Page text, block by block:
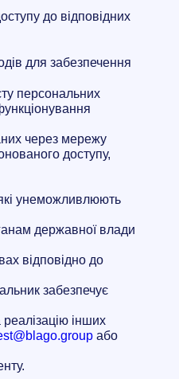
до відповідних
для забезпечення
персональних
через мережу
доступу,
унеможливлюють
державної влади
відповідно до
забезпечує
інших
або